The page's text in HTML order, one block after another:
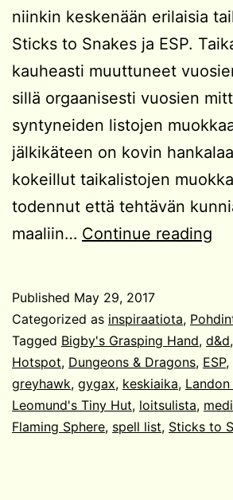
niinkin keskenään erilaisia
Sticks to Snakes ja ESP.
kauheasti muuttuneet
sillä orgaanisesti vuosien
syntyneiden listojen
jälkikäteen on kovin
kokeillut taikalistojen
todennut että tehtävän
maaliin… Continue reading
Published May 29, 2017
Categorized as inspiraatiota,
Tagged Bigby's Grasping Hand, d&d,
Hotspot, Dungeons & Dragons, ESP,
greyhawk, gygax, keskiaika,
Leomund's Tiny Hut, loitsulista,
Flaming Sphere, spell list, Sticks to